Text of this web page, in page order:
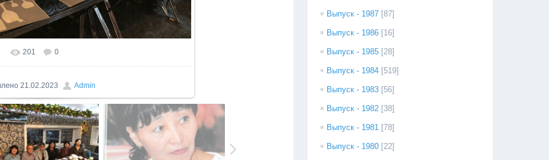
201 0
21.02.2023 Admin
Выпуск - 1987 [87]
Выпуск - 1986 [16]
Выпуск - 1985 [28]
Выпуск - 1984 [519]
Выпуск - 1983 [56]
Выпуск - 1982 [38]
Выпуск - 1981 [78]
Выпуск - 1980 [22]